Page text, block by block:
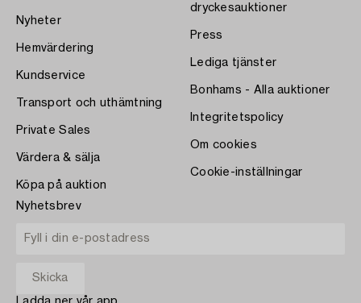
Nyheter
Hemvärdering
Kundservice
Transport och uthämtning
Private Sales
Värdera & sälja
Köpa på auktion
dryckesauktioner
Press
Lediga tjänster
Bonhams - Alla auktioner
Integritetspolicy
Om cookies
Cookie-inställningar
Nyhetsbrev